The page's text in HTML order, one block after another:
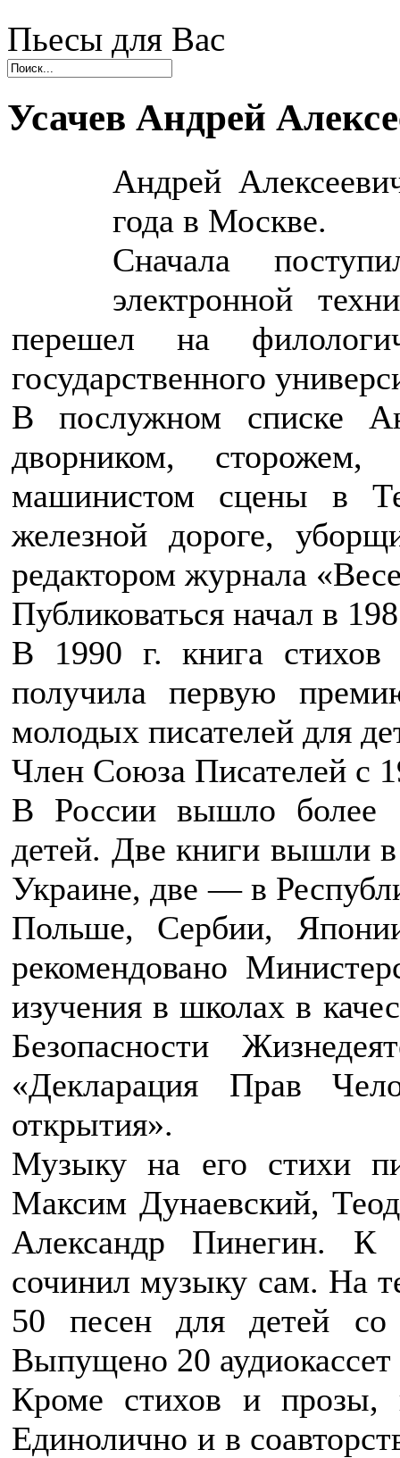
Пьесы для Вас
Усачев Андрей
Андрей
года в Москве.
Сначала
электронной
перешел на
государственного
В послужном списке
дворником, сторожем,
машинистом сцены в
железной дороге,
редактором журнала
Публиковаться начал в
В 1990 г. книга стихов
получила первую
молодых писателей для
Член Союза Писателей с
В России вышло более
детей. Две книги вышли
Украине, две — в
Польше, Сербии,
рекомендовано
изучения в школах в
Безопасности
«Декларация Прав
открытия».
Музыку на его стихи
Максим Дунаевский,
Александр Пинегин. К
сочинил музыку сам. На
50 песен для детей
Выпущено 20
Кроме стихов и прозы,
Единолично и в